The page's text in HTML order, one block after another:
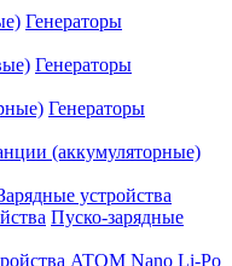
Генераторы
Генераторы
Генераторы
(аккумуляторные)
устройства
Пуско-зарядные